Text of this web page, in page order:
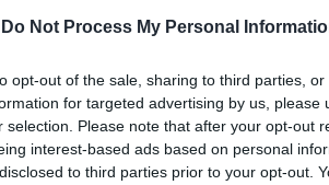
Do Not Process My Personal
opt-out of the sale, sharing to third parties,
for targeted advertising by us, please
selection. Please note that after your opt-out
interest-based ads based on personal
to third parties prior to your opt-out.
L'effetto Raggi esiste ed è
5 liste del centrodestra». Bassa
alle urne che si è
votato in 62.378. C'è stato un
al primo turno del 5